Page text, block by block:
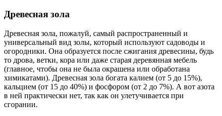
Древесная зола
Древесная зола, пожалуй, самый распространенный и
универсальный вид золы, который используют садоводы и
огородники. Она образуется после сжигания древесины, будь
то дрова, ветки, кора или даже старая деревянная мебель
(главное, чтобы она не была окрашена или обработана
химикатами). Древесная зола богата калием (от 5 до 15%),
кальцием (от 15 до 40%) и фосфором (от 2 до 7%). А вот азота
в ней практически нет, так как он улетучивается при
сгорании.